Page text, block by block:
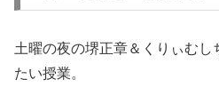
土曜の夜の堺正章＆くりぃむ
たい授業。